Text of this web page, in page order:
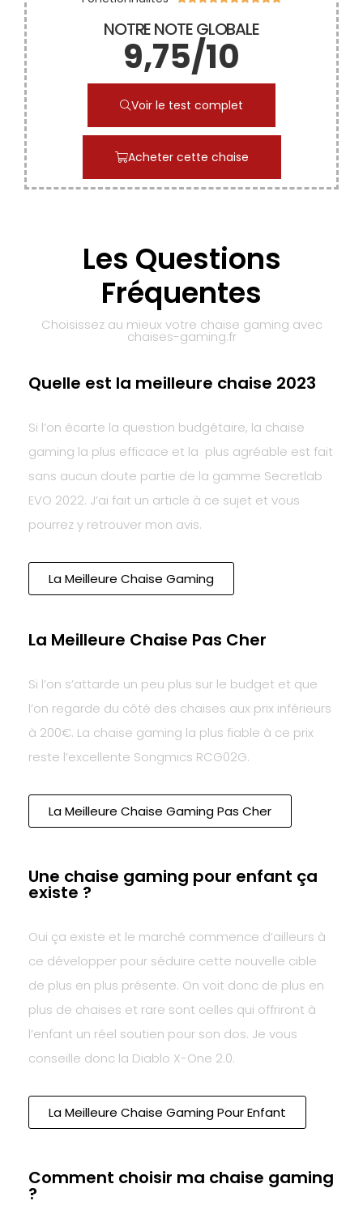
NOTRE NOTE GLOBALE
9,75/10
Voir le test complet
Acheter cette chaise
Les Questions
Fréquentes
Choisissez au mieux votre chaise gaming avec
chaises-gaming.fr
Quelle est la meilleure chaise 2023
Si l’on écarte la question budgétaire, la chaise
gaming la plus efficace et la plus agréable est fait
sans aucun doute partie de la gamme Secretlab
EVO 2022. J’ai fait un article à ce sujet et vous
pourrez y retrouver mon avis.
La Meilleure Chaise Gaming
La Meilleure Chaise Pas Cher
Si l’on s’attarde un peu plus sur le budget et que
l’on regarde du côté des chaises aux prix inférieurs
à 200€. La chaise gaming la plus fiable à ce prix
reste l’excellente Songmics RCG02G.
La Meilleure Chaise Gaming Pas Cher
Une chaise gaming pour enfant ça
existe ?
Oui ça existe et le marché commence d’ailleurs à
ce développer pour séduire cette nouvelle cible
de plus en plus présente. On voit donc de plus en
plus de chaises et rare sont celles qui offriront à
l’enfant un réel soutien pour son dos. Je vous
conseille donc la Diablo X-One 2.0.
La Meilleure Chaise Gaming Pour Enfant
Comment choisir ma chaise gaming
?